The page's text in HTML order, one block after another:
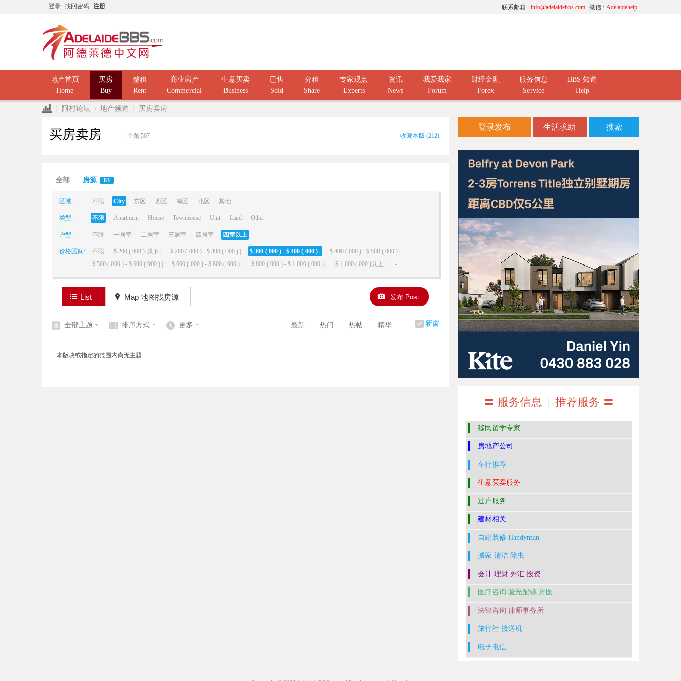
登录 找回密码 注册 微信 : Adelaidehelp
联系邮箱 : info@adelaidebbs.com
地产首页
Home
买房
Buy
整租
Rent
商业房产
Commercial
生意买卖
Business
已售
Sold
分租
Share
专家观点
Experts
资讯
News
我爱我家
Forum
财经金融
Forex
服务信息
Service
BBS 知道
Help
阿村论坛 地产频道 买房卖房
买房卖房 主题:507 收藏本版 (212)
全部 房源 83
区域: 不限 City 东区 西区 南区 北区 其他
类型: 不限 Apartment House Townhouse Unit Land Other
户型: 不限 一居室 二居室 三居室 四居室 四室以上
价格区间: 不限 $ 200 ( 000 ) 以下 | $ 200 ( 000 ) - $ 300 ( 000 ) | $ 300 ( 000 ) - $ 400 ( 000 ) |
$ 400 ( 000 ) - $ 500 ( 000 ) |
$ 500 ( 000 ) - $ 600 ( 000 ) |
$ 600 ( 000 ) - $ 800 ( 000 ) | $ 800 ( 000 ) - $ 1,000 ( 000 ) | $ 1,000 ( 000 )以上 | -
List Map 地图找房源 发布 Post
新窗
全部主题 排序方式 更多 最新 热门 热帖 精华
本版块或指定的范围内尚无主题
登录发布 生活求助 搜索
〓 服务信息 | 推荐服务 〓
移民留学专家
房地产公司
车行推荐
生意买卖服务
过户服务
建材相关
自建装修 Handyman
搬家 清洁 除虫
会计 理财 外汇 投资
医疗咨询 验光配镜 牙医
法律咨询 律师事务所
旅行社 接送机
电子电信